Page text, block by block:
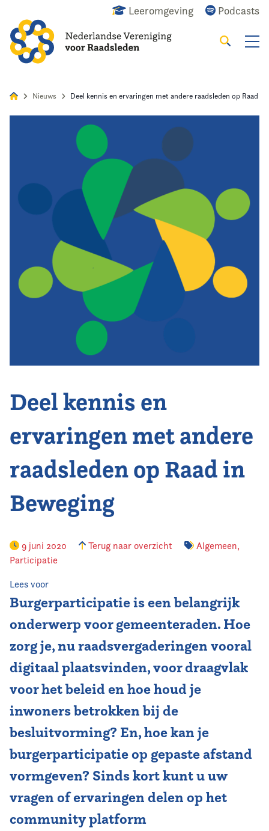
Leeromgeving Podcasts
Zoeken
Kennis & Informatie
Vereniging
Nieuws Deel kennis en ervaringen met andere raadsleden op Raad in
Deel kennis en
ervaringen met andere
raadsleden op Raad in
Beweging
9 juni 2020 Terug naar overzicht Algemeen,
Participatie
Lees voor
Burgerparticipatie is een belangrijk
onderwerp voor gemeenteraden. Hoe
zorg je, nu raadsvergaderingen vooral
digitaal plaatsvinden, voor draagvlak
voor het beleid en hoe houd je
inwoners betrokken bij de
besluitvorming? En, hoe kan je
burgerparticipatie op gepaste afstand
vormgeven? Sinds kort kunt u uw
vragen of ervaringen delen op het
community platform